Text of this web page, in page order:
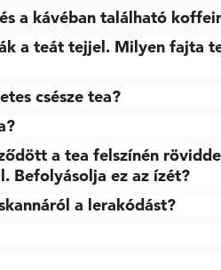
a kávéban található
a teát tejjel. Milyen fajta
csésze tea?
a tea felszínén
Befolyásolja ez az ízét?
a lerakódást?